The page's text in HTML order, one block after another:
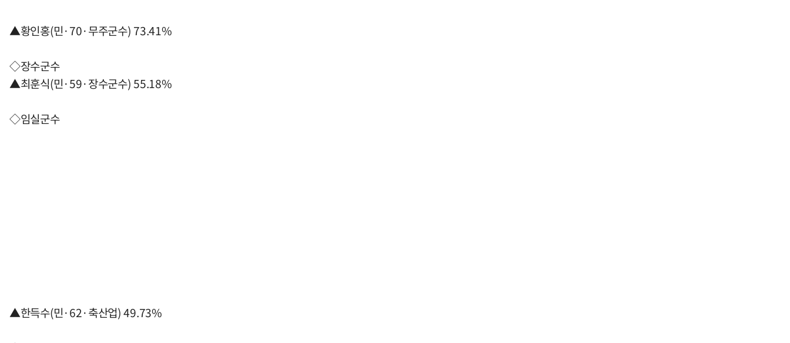
▲황인홍(민·70·무주군수) 73.41%
◇장수군수
▲최훈식(민·59·장수군수) 55.18%
◇임실군수
▲한득수(민·62·축산업) 49.73%